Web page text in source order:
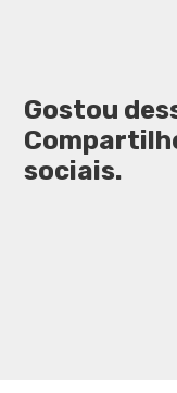
Gostou
sociais.